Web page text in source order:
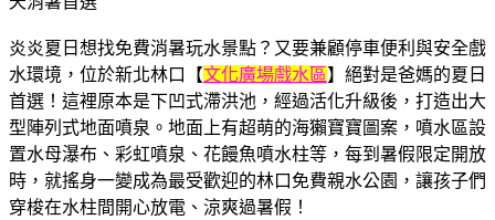
炎炎夏日想找免費消暑玩水景點？又要兼顧停車便利與安全戲
水環境，位於新北林口【文化廣場戲水區】絕對是爸媽的夏日
首選！這裡原本是下凹式滯洪池，經過活化升級後，打造出大
型陣列式地面噴泉。地面上有超萌的海獺寶寶圖案，噴水區設
置水母瀑布、彩虹噴泉、花饅魚噴水柱等，每到暑假限定開放
時，就搖身一變成為最受歡迎的林口免費親水公園，讓孩子們
穿梭在水柱間開心放電、涼爽過暑假！